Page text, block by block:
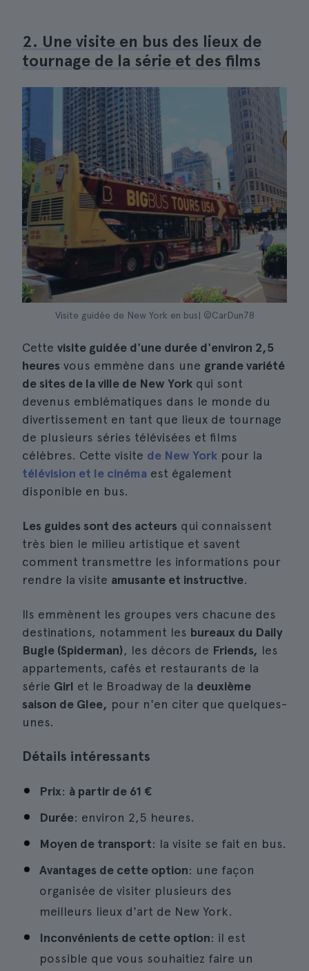
2. Une visite en bus des lieux de
tournage de la série et des films
Visite guidée de New York en bus| ©CarDun78
Cette visite guidée d'une durée d'environ 2,5
heures vous emmène dans une grande variété
de sites de la ville de New York qui sont
devenus emblématiques dans le monde du
divertissement en tant que lieux de tournage
de plusieurs séries télévisées et films
célèbres. Cette visite de New York pour la
télévision et le cinéma est également
disponible en bus.
Les guides sont des acteurs qui connaissent
très bien le milieu artistique et savent
comment transmettre les informations pour
rendre la visite amusante et instructive.
Ils emmènent les groupes vers chacune des
destinations, notamment les bureaux du Daily
Bugle (Spiderman), les décors de Friends, les
appartements, cafés et restaurants de la
série Girl et le Broadway de la deuxième
saison de Glee, pour n'en citer que quelques-
unes.
Détails intéressants
Prix: à partir de 61 €
Durée: environ 2,5 heures.
Moyen de transport: la visite se fait en bus.
Avantages de cette option: une façon
organisée de visiter plusieurs des
meilleurs lieux d'art de New York.
Inconvénients de cette option: il est
possible que vous souhaitiez faire un